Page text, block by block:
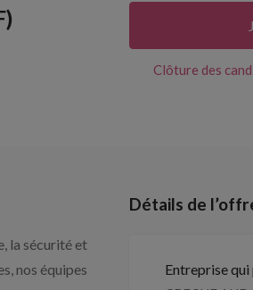
Clôture des
la sécurité et
nos équipes
Détails de
Entreprise